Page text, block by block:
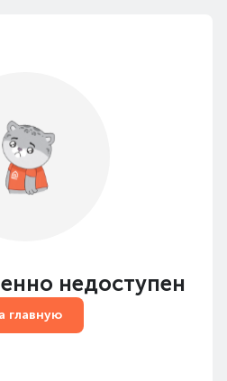
недоступен
главную